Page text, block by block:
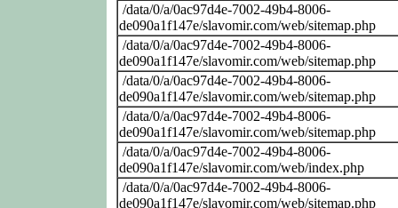
/data/0/a/0ac97d4e-7002-49b4-8006-
de090a1f147e/slavomir.com/web/sitemap.php
/data/0/a/0ac97d4e-7002-49b4-8006-
de090a1f147e/slavomir.com/web/sitemap.php
/data/0/a/0ac97d4e-7002-49b4-8006-
de090a1f147e/slavomir.com/web/sitemap.php
/data/0/a/0ac97d4e-7002-49b4-8006-
de090a1f147e/slavomir.com/web/sitemap.php
/data/0/a/0ac97d4e-7002-49b4-8006-
de090a1f147e/slavomir.com/web/index.php
/data/0/a/0ac97d4e-7002-49b4-8006-
de090a1f147e/slavomir.com/web/sitemap.php